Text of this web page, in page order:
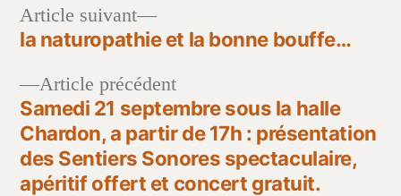
Navigation
de
l’article
Article précédentArticle
précédent :
Samedi 21 septembre sous la halle
Chardon, a partir de 17h : présentation
des Sentiers Sonores spectaculaire,
apéritif offert et concert gratuit.
Article suivant
Article
suivant :
la naturopathie et la bonne bouffe…